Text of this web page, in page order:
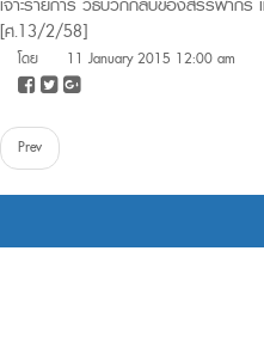
[ศ.13/2/58]
โดย 11 January 2015 12:00 am
Prev